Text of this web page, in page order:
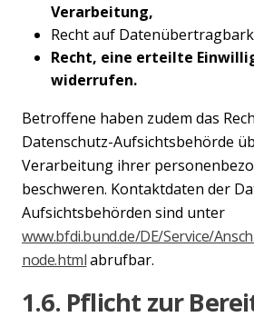
Verarbeitung,
Recht auf
Recht, eine erteilte
widerrufen.
Betroffene haben zudem das
Datenschutz-Aufsichtsbehörde
Verarbeitung ihrer
beschweren. Kontaktdaten der
Aufsichtsbehörden sind unter
www.bfdi.bund.de/DE/Service/
node.htmlabrufbar.
1.6. Pflicht zur